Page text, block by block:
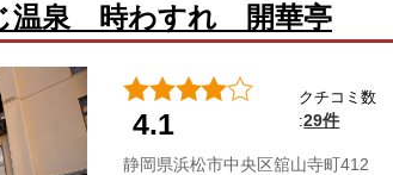
温泉 時わすれ 開華亭
4.1
クチコミ数
:29件
静岡県浜松市中央区舘山寺町412